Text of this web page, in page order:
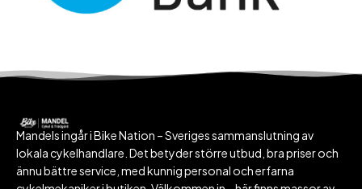
Mandels ingår i Bike Nation – Sveriges sammanslutning av
lokala cykelhandlare. Det betyder större utbud, bra priser och
ännu bättre service, med kunnig personal och erfarna